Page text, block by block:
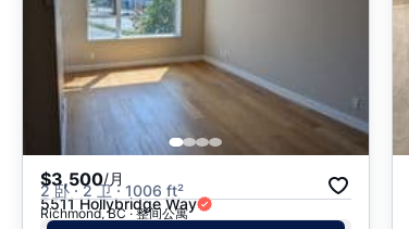
$3,500/月
2 卧 · 2 卫 · 1006 ft²
5511 Hollybridge Way
Richmond, BC · 整间公寓